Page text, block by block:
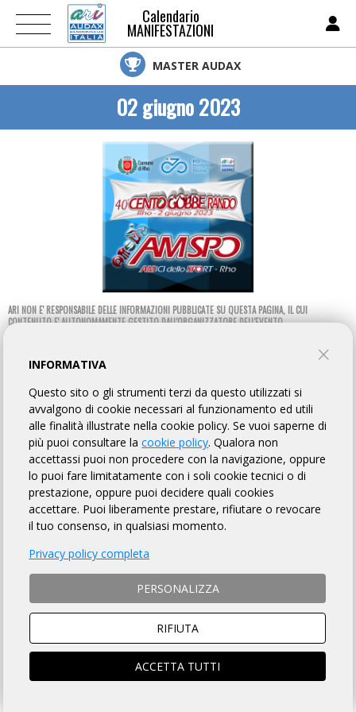
Calendario
MANIFESTAZIONI
MASTER AUDAX
02 giugno 2023
ARI NON E' RESPONSABILE DELLE INFORMAZIONI PUBBLICATE SU QUESTA PAGINA, IL CUI
CONTENUTO E' AUTONOMAMENTE GESTITO DALL'ORGANIZZATORE DELL'EVENTO.
100 GOBBE RANDO
AMSPO RHO
INFORMAZIONI REGOLAMENTO MAPPA
LINK UTILI
ISCRITTI
50 OMOLOGATI
2330 metri
TEMPO MASSIMO DOVE
INFORMATIVA
Questo sito o gli strumenti terzi da questo utilizzati si
avvalgono di cookie necessari al funzionamento ed utili
alle finalità illustrate nella cookie policy. Se vuoi saperne di
più puoi consultare lacookie policy. Qualora non
accettassi puoi non procedere con la navigazione, oppure
lo puoi fare limitatamente con i soli cookie tecnici o di
prestazione, oppure puoi decidere quali cookies
accettare. Puoi liberamente prestare, rifiutare o revocare
il tuo consenso, in qualsiasi momento.
Privacy policy completa
PERSONALIZZA
RIFIUTA
ACCETTA TUTTI